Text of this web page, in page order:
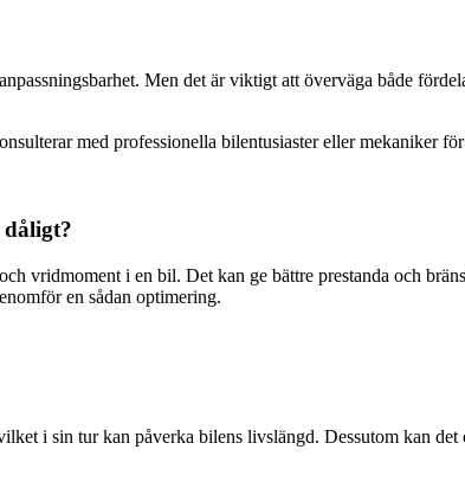
Men det är viktigt att överväga både
med professionella bilentusiaster eller mekaniker
dåligt?
vridmoment i en bil. Det kan ge bättre prestanda och
en sådan optimering.
i sin tur kan påverka bilens livslängd. Dessutom kan